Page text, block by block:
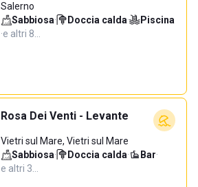
Salerno
Sabbiosa· Doccia calda·
Piscina
·e altri 8…
Rosa Dei Venti - Levante
Vietri sul Mare, Vietri sul Mare
Sabbiosa· Doccia calda· Bar·
e altri 3…